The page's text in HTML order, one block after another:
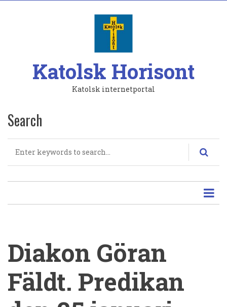
Katolsk Horisont
Katolsk internetportal
Search
Diakon Göran
Fäldt. Predikan